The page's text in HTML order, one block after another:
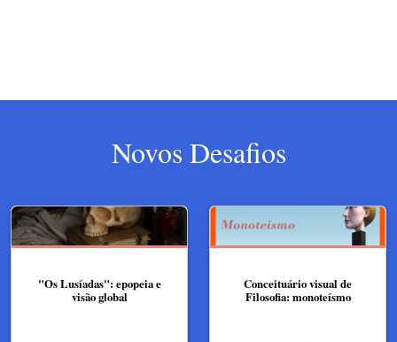
Novos Desafios
"Os Lusíadas": epopeia e
visão global
Conceituário visual de
Filosofia: monoteísmo